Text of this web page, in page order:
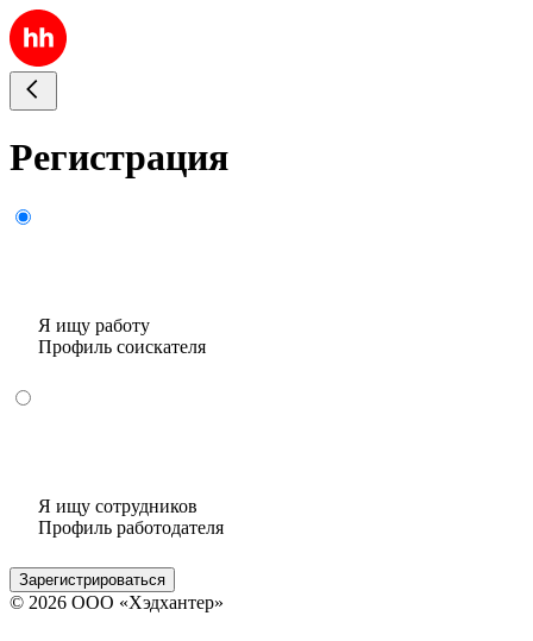
Регистрация
Я ищу работу
Профиль соискателя
Я ищу сотрудников
Профиль работодателя
Зарегистрироваться
© 2026 ООО «Хэдхантер»